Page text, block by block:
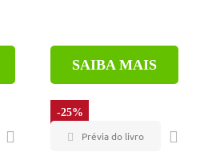
SAIBA MAIS
-25%